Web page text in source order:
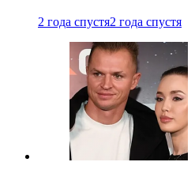
2 года спустя2 года спустя